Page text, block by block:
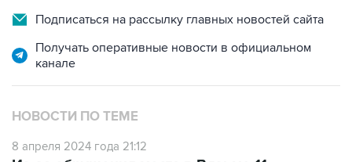
Подписаться на рассылку главных новостей сайта
Получать оперативные новости в официальном
канале
НОВОСТИ ПО ТЕМЕ
8 апреля 2024 года 21:12